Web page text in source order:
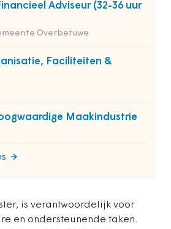
Adviseur (32-36 uur
Overbetuwe
Faciliteiten &
Maakindustrie
is verantwoordelijk voor
en ondersteunende taken.